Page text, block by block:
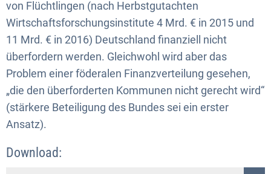
von Flüchtlingen (nach Herbstgutachten
Wirtschaftsforschungsinstitute 4 Mrd. € in 2015 und
11 Mrd. € in 2016) Deutschland finanziell nicht
überfordern werden. Gleichwohl wird aber das
Problem einer föderalen Finanzverteilung gesehen,
„die den überforderten Kommunen nicht gerecht wird“
(stärkere Beteiligung des Bundes sei ein erster
Ansatz).
Download: